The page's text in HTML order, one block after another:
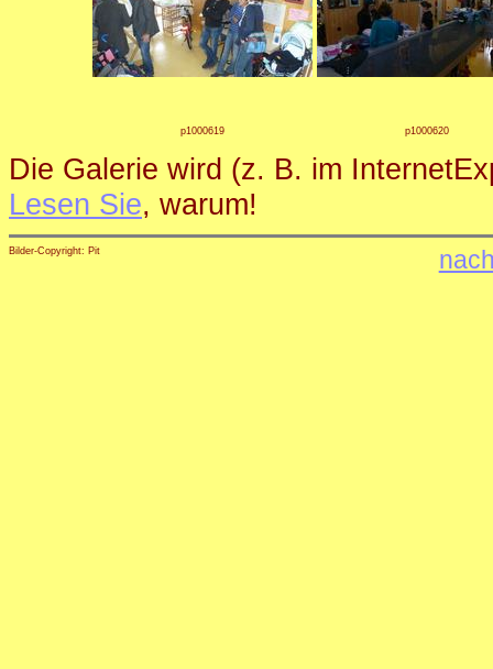
p1000619 p1000620
Die Galerie wird (z. B. im
Lesen Sie, warum!
Bilder-Copyright: Pit